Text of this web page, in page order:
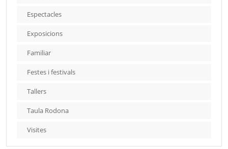
Espectacles
Exposicions
Familiar
Festes i festivals
Tallers
Taula Rodona
Visites